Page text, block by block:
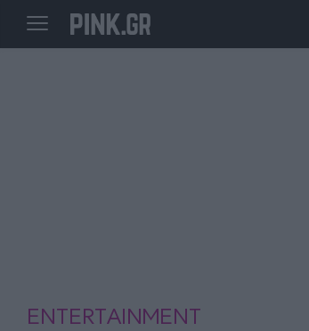
ENTERTAINMENT